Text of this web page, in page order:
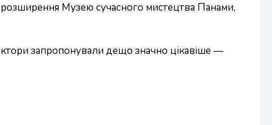
розширення Музею сучасного мистецтва Панами,
запропонували дещо значно цікавіше —